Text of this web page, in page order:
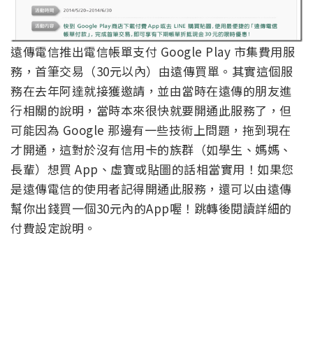
遠傳電信推出電信帳單支付 Google Play 市集費用服
務，首筆交易（30元以內）由遠傳買單。其實這個服
務在去年阿達就接獲邀請，並由當時在遠傳的朋友進
行相關的說明，當時本來很快就要開通此服務了，但
可能因為 Google 那邊有一些技術上問題，拖到現在
才開通，這對於沒有信用卡的族群（如學生、媽媽、
長輩）想買 App、虛寶或貼圖的話相當實用！如果您
是遠傳電信的使用者記得開通此服務，還可以由遠傳
幫你出錢買一個30元內的App喔！跳轉後閱讀詳細的
付費設定說明。